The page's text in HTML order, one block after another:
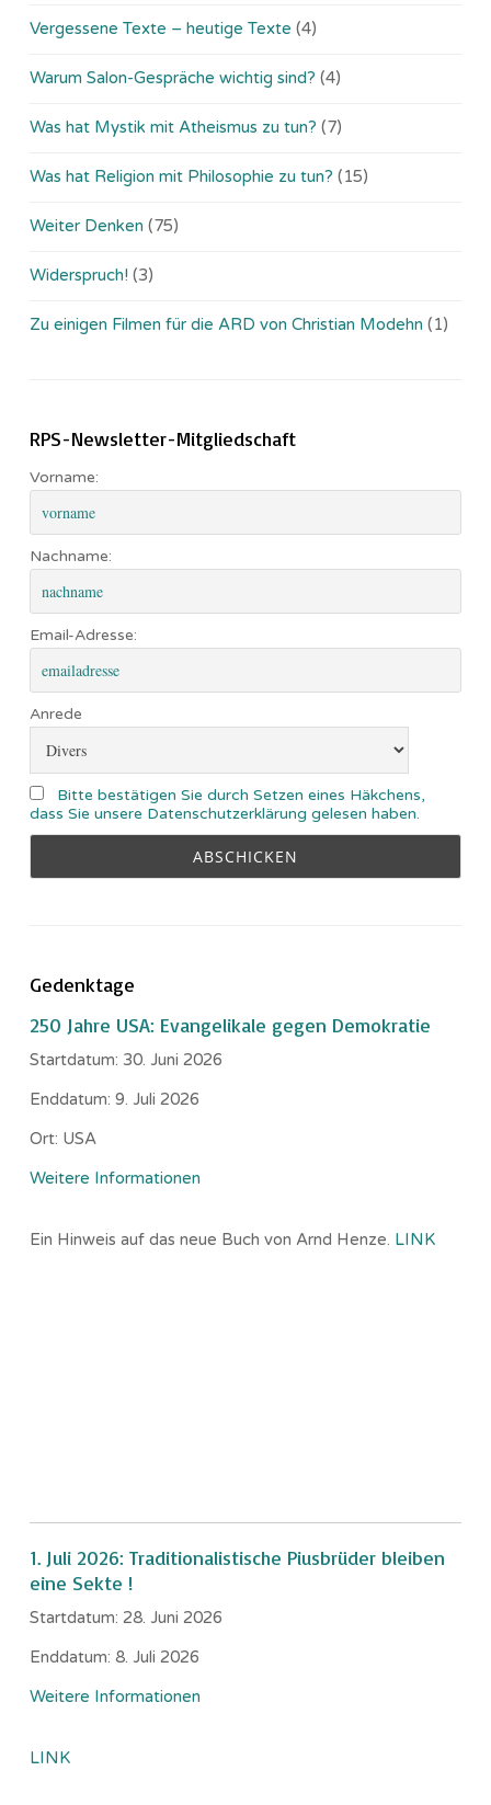
Vergessene Texte – heutige Texte (4)
Warum Salon-Gespräche wichtig sind? (4)
Was hat Mystik mit Atheismus zu tun? (7)
Was hat Religion mit Philosophie zu tun? (15)
Weiter Denken (75)
Widerspruch! (3)
Zu einigen Filmen für die ARD von Christian Modehn (1)
RPS-Newsletter-Mitgliedschaft
Vorname:
Nachname:
Email-Adresse:
Anrede
Bitte bestätigen Sie durch Setzen eines Häkchens,
dass Sie unsere Datenschutzerklärung gelesen haben.
Gedenktage
250 Jahre USA: Evangelikale gegen Demokratie
Startdatum: 30. Juni 2026
Enddatum: 9. Juli 2026
Ort: USA
Weitere Informationen
Ein Hinweis auf das neue Buch von Arnd Henze. LINK
1. Juli 2026: Traditionalistische Piusbrüder bleiben
eine Sekte !
Startdatum: 28. Juni 2026
Enddatum: 8. Juli 2026
Weitere Informationen
LINK